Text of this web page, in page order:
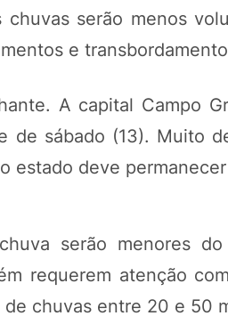
serão menos
e
A capital Campo
sábado (13). Muito
estado deve
serão menores
requerem atenção
chuvas entre 20 e 50